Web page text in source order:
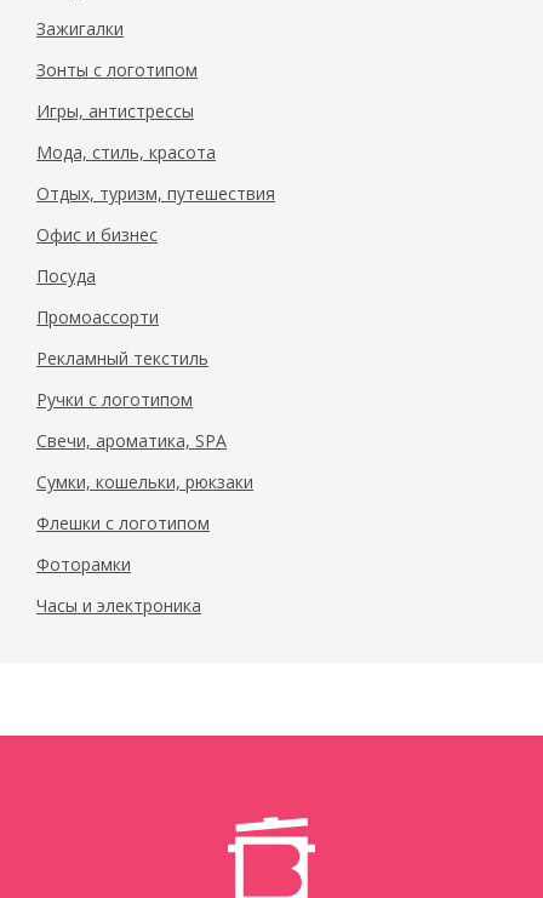
Зажигалки
Зонты с логотипом
Игры, антистрессы
Мода, стиль, красота
Отдых, туризм, путешествия
Офис и бизнес
Посуда
Промоассорти
Рекламный текстиль
Ручки с логотипом
Свечи, ароматика, SPA
Сумки, кошельки, рюкзаки
Флешки с логотипом
Фоторамки
Часы и электроника